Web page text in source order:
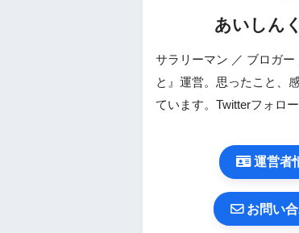
あいしん
サラリーマン ／ ブロガー
と』運営。思ったこと、
ています。Twitterフォロ
運営者
お問い